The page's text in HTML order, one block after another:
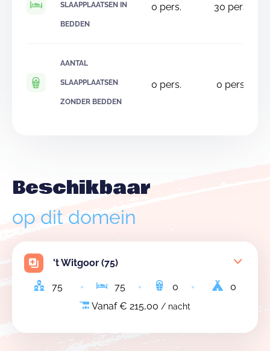
SLAAPPLAATSEN IN
BEDDEN
0 pers. 30 pers.
AANTAL
SLAAPPLAATSEN
ZONDER BEDDEN
0 pers. 0 pers.
Beschikbaar
op dit domein
't Witgoor (75)
75 75 0
0
Vanaf € 215,00 / nacht